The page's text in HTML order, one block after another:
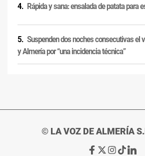
Rápida y sana: ensalada de patata para
Suspenden dos noches consecutivas el
y Almería por “una incidencia técnica”
© LA VOZ DE ALMERÍA
Ir
Ir
Ir Ir Ir